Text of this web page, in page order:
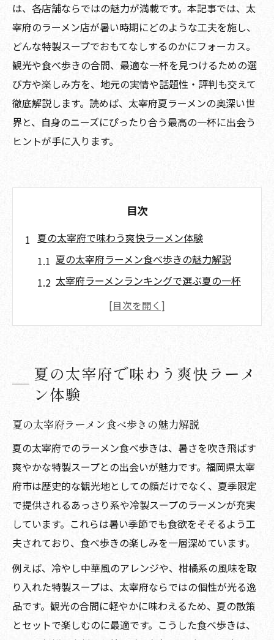
は、各店舗ならではの魅力が満載です。本記事では、太
宰府のラーメン店が暑い時期にどのような工夫を施し、
どんな特製スープでおもてなしするのかにフォーカス。
観光や食べ歩きの合間、最適な一杯を見つけるための選
び方や楽しみ方を、地元の実情や話題性・評判も交えて
徹底解説します。読めば、太宰府夏ラーメンの奥深い世
界と、自身のニーズにぴったり合う最高の一杯に出会う
ヒントが手に入ります。
目次
夏の太宰府で味わう爽快ラーメン体験
夏の太宰府ラーメン食べ歩きの魅力解説
太宰府ラーメンランキングで選ぶ夏の一杯
夏におすすめ太宰府ラーメンの楽しみ方
太宰府の夏限定ラーメン注目ポイントまと
太宰府天満宮周辺の夏ラーメン体験徹底紹
介
話題の太宰府ラーメン特製スープ徹底解剖
太宰府ラーメン特製スープの秘密と特徴
夏ならではの太宰府ラーメン新定番解説
太宰府の有名ラーメンスープ比較ポイント
太宰府ラーメン特製スープの夏限定アレン
ジ
太宰府の人気スープと夏の相性徹底検証
暑い季節に嬉しい太宰府ラーメン選び方ガイド
夏の太宰府ラーメン選び方と失敗しないコ
ツ
太宰府ラーメン安い店と人気店の特徴比較
太宰府で暑い時期におすすめラーメンの選
夏の太宰府で味わう爽快ラーメ
ン体験
夏の太宰府ラーメン食べ歩きの魅力解説
夏の太宰府でのラーメン食べ歩きは、暑さを吹き飛ばす
爽やかな特製スープとの出会いが魅力です。福岡県太宰
府市は歴史的な観光地としての顔だけでなく、夏季限定
で提供されるあっさり系や冷製スープのラーメンが充実
しています。これらは暑い季節でも食欲をそそるよう工
夫されており、食べ歩きの楽しみを一層深めています。
例えば、冷やし中華風のアレンジや、柑橘系の風味を取
り入れた特製スープは、太宰府ならではの個性が光る逸
品です。観光の合間に軽やかに味わえるため、夏の散策
とセットで楽しむのに最適です。こうした食べ歩きは、